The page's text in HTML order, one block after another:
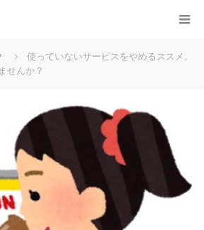
使っていないサービスをやめるススメ。
せんか？